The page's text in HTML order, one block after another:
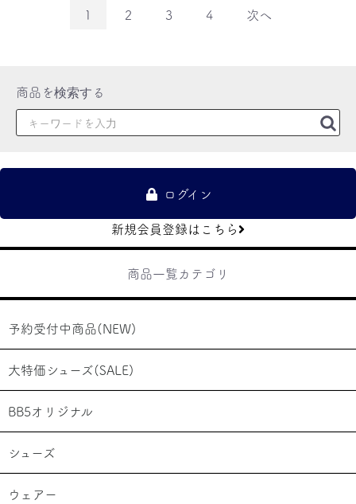
ログイン
新規会員登録はこちら
商品一覧カテゴリ
予約受付中商品(NEW)
大特価シューズ(SALE)
BB5オリジナル
シューズ
ウェアー
1 2 3 4 次へ